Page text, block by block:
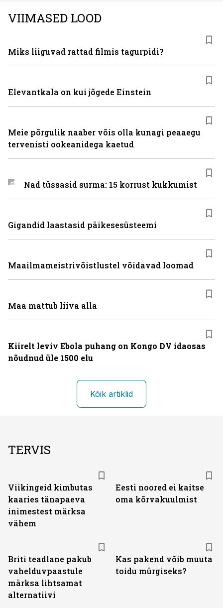
VIIMASED LOOD
Miks liiguvad rattad filmis tagurpidi?
Elevantkala on kui jõgede Einstein
Meie põrgulik naaber võis olla kunagi peaaegu
tervenisti ookeanidega kaetud
Nad tüssasid surma: 15 korrust kukkumist
Gigandid laastasid päikesesüsteemi
Maailmameistrivõistlustel võidavad loomad
Maa mattub liiva alla
Kiirelt leviv Ebola puhang on Kongo DV idaosas
nõudnud üle 1500 elu
Kõik artiklid
TERVIS
Viikingeid kimbutas
kaaries tänapaeva
inimestest märksa
vähem
Eesti noored ei kaitse
oma kõrvakuulmist
Briti teadlane pakub
vahelduvpaastule
märksa lihtsamat
alternatiivi
Kas pakend võib muuta
toidu mürgiseks?